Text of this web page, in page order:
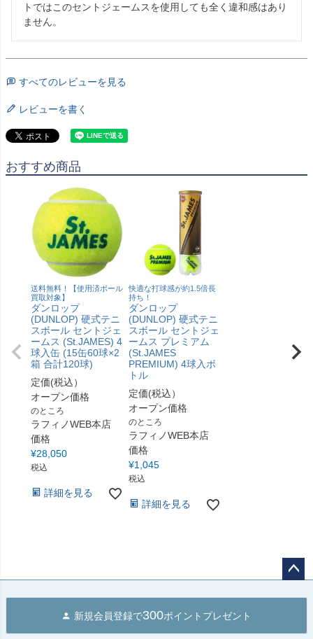
トではこのセントジェームスを使用しても全く違和感はあり
ません。
すべてのレビューを見る
レビューを書く
おすすめ商品
送料無料！【使用済ボール
買取対象】
ダンロップ
(DUNLOP) 硬式テニ
スボール セントジェ
ームス (St.JAMES) 4
球入缶 (15缶60球×2
箱 合計120球)
定価(税込）
オープン価格
のところ
ラフィノWEB本店
価格
¥28,050
税込
詳細を見る
快適な打球感が約1.5倍長
持ち！
ダンロップ
(DUNLOP) 硬式テニ
スボール セントジェ
ームス プレミアム
(St.JAMES
PREMIUM) 4球入ボ
トル
定価(税込）
オープン価格
のところ
ラフィノWEB本店
価格
¥1,045
税込
詳細を見る
へ
新規会員登録で300ポイントプレゼント